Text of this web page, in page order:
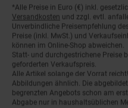
Fußnoten
*Alle Preise in Euro (€) inkl.
Versandkosten und zzgl. evtl.
Unverbindliche Preisempfehlung
Preise (inkl. MwSt.) und
können im Online-Shop abweichen.
Statt- und durchgestrichene Preise
geforderten Verkaufspreis.
Alle Artikel solange der Vorrat
Abbildungen ähnlich. Die
begrenzten Angebots schon am
Abgabe nur in haushaltsüblichen